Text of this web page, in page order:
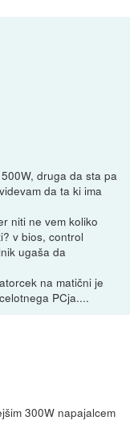
druga da sta pa
da ta ki ima
niti ne vem koliko
v bios, control
ugaša da
na matični je
PCja....
300W napajalcem